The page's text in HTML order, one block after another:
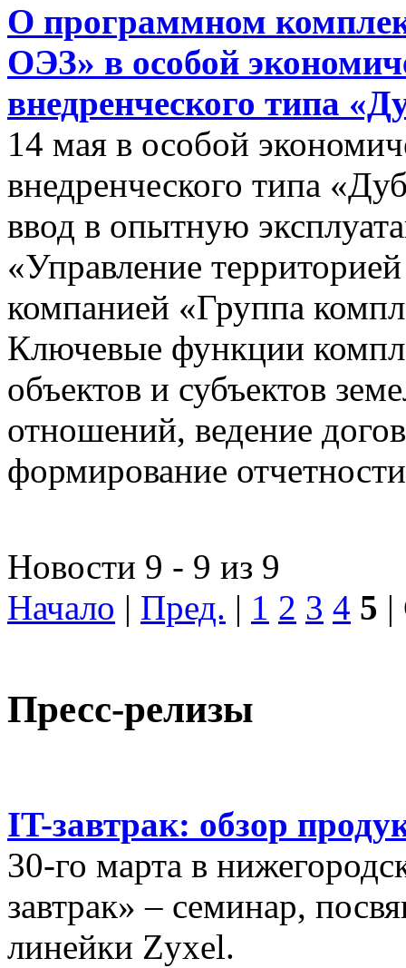
О программном
ОЭЗ» в особой
внедренческого типа
14 мая в особой
внедренческого типа
ввод в опытную
«Управление
компанией «Группа
Ключевые функции
объектов и субъектов
отношений, ведение
формирование
Новости 9 - 9 из 9
Начало | Пред. | 1 2 3 4 5 |
Пресс-релизы
IT-завтрак: обзор
30-го марта в
завтрак» – семинар,
линейки Zyxel.